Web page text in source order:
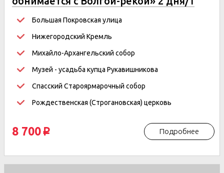
ночьБольшая Покровская улица
Нижегородский Кремль
Михайло-Архангельский собор
Музей - усадьба купца Рукавишникова
Спасский Староярмарочный собор
Рождественская (Строгановская) церковь
8 700 p Подробнее